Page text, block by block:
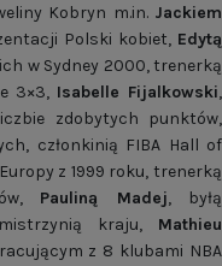
Kobryn m.in. Jackiem
Polski kobiet, Edytą
w Sydney 2000, trenerką
3×3, Isabelle Fijalkowski,
zdobytych punktów,
członkinią FIBA Hall of
z 1999 roku, trenerką
Pauliną Madej, byłą
kraju, Mathieu
z 8 klubami NBA